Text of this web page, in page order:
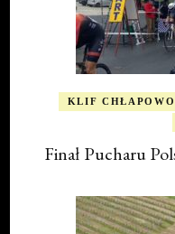
KLIF
Finał Pucharu